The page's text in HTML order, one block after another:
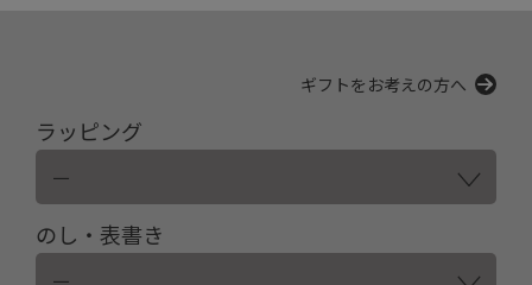
ギフトをお考えの方へ
ラッピング
のし・表書き